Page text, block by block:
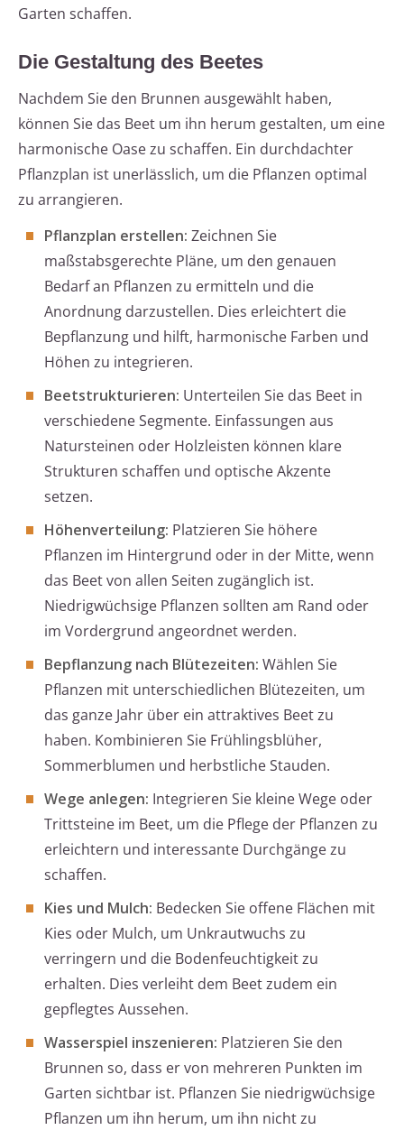
Garten schaffen.
Die Gestaltung des Beetes
Nachdem Sie den Brunnen ausgewählt haben,
können Sie das Beet um ihn herum gestalten, um eine
harmonische Oase zu schaffen. Ein durchdachter
Pflanzplan ist unerlässlich, um die Pflanzen optimal
zu arrangieren.
Pflanzplan erstellen: Zeichnen Sie
maßstabsgerechte Pläne, um den genauen
Bedarf an Pflanzen zu ermitteln und die
Anordnung darzustellen. Dies erleichtert die
Bepflanzung und hilft, harmonische Farben und
Höhen zu integrieren.
Beetstrukturieren: Unterteilen Sie das Beet in
verschiedene Segmente. Einfassungen aus
Natursteinen oder Holzleisten können klare
Strukturen schaffen und optische Akzente
setzen.
Höhenverteilung: Platzieren Sie höhere
Pflanzen im Hintergrund oder in der Mitte, wenn
das Beet von allen Seiten zugänglich ist.
Niedrigwüchsige Pflanzen sollten am Rand oder
im Vordergrund angeordnet werden.
Bepflanzung nach Blütezeiten: Wählen Sie
Pflanzen mit unterschiedlichen Blütezeiten, um
das ganze Jahr über ein attraktives Beet zu
haben. Kombinieren Sie Frühlingsblüher,
Sommerblumen und herbstliche Stauden.
Wege anlegen: Integrieren Sie kleine Wege oder
Trittsteine im Beet, um die Pflege der Pflanzen zu
erleichtern und interessante Durchgänge zu
schaffen.
Kies und Mulch: Bedecken Sie offene Flächen mit
Kies oder Mulch, um Unkrautwuchs zu
verringern und die Bodenfeuchtigkeit zu
erhalten. Dies verleiht dem Beet zudem ein
gepflegtes Aussehen.
Wasserspiel inszenieren: Platzieren Sie den
Brunnen so, dass er von mehreren Punkten im
Garten sichtbar ist. Pflanzen Sie niedrigwüchsige
Pflanzen um ihn herum, um ihn nicht zu